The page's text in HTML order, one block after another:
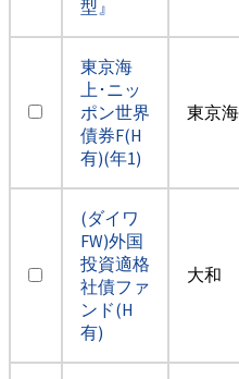
型』
東京海
上･ニッ
ポン世界
債券F(H
有)(年1)
東京
(ダイワ
FW)外国
投資適格
社債ファ
ンド(H
有)
大和